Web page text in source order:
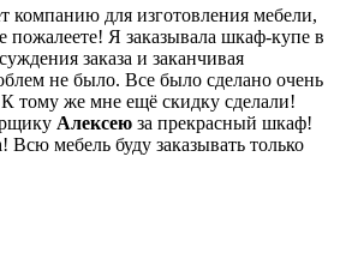
компанию для изготовления мебели,
Я заказывала шкаф-купе в
заказа и заканчивая
не было. Все было сделано очень
тому же мне ещё скидку сделали!
Алексею за прекрасный шкаф!
Всю мебель буду заказывать только